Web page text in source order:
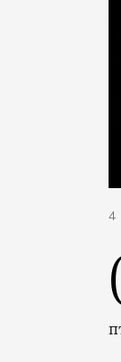
4
О Розовом